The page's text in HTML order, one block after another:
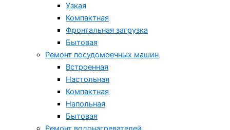
Узкая
Компактная
Фронтальная загрузка
Бытовая
Ремонт посудомоечных машин
Встроенная
Настольная
Компактная
Напольная
Бытовая